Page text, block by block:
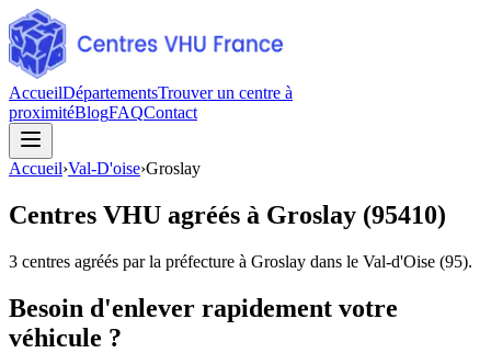
AccueilDépartementsTrouver un centre à
proximitéBlogFAQContact
Accueil›Val-D'oise›Groslay
Centres VHU agréés à Groslay (95410)
3 centres agréés par la préfecture à Groslay dans le Val-d'Oise (95).
Besoin d'enlever rapidement votre
véhicule ?